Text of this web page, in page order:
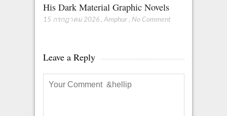
His Dark Material Graphic Novels
15 กรกฎาคม 2026 , Amphur , No Comment
Leave a Reply